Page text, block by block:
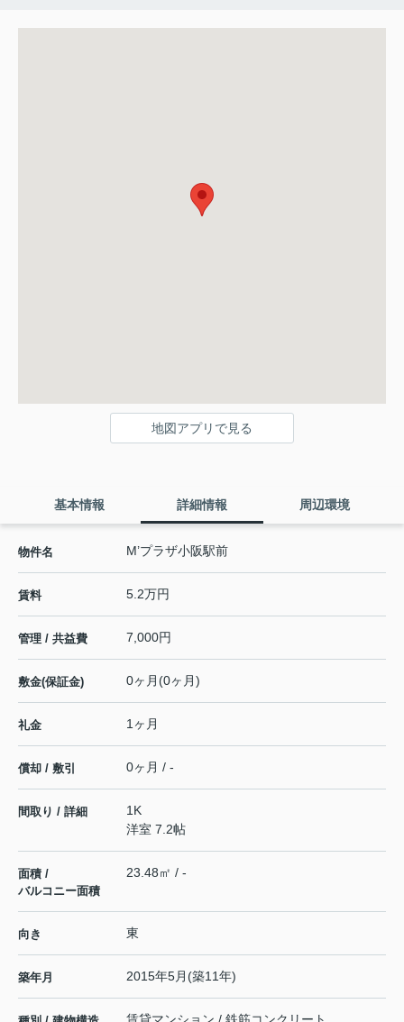
地図アプリで見る
基本情報 詳細情報 周辺環境
物件名 M’プラザ小阪駅前
賃料 5.2万円
管理 / 共益費 7,000円
敷金(保証金) 0ヶ月(0ヶ月)
礼金 1ヶ月
償却 / 敷引 0ヶ月 / -
間取り / 詳細
1K
洋室 7.2帖
面積 /
バルコニー面積
23.48㎡ / -
向き 東
築年月 2015年5月(築11年)